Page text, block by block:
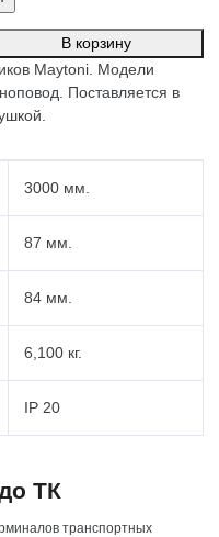
В корзину
Maytoni. Модели
Поставляется в
3000 мм.
87 мм.
84 мм.
6,100 кг.
IP 20
ТК
транспортных